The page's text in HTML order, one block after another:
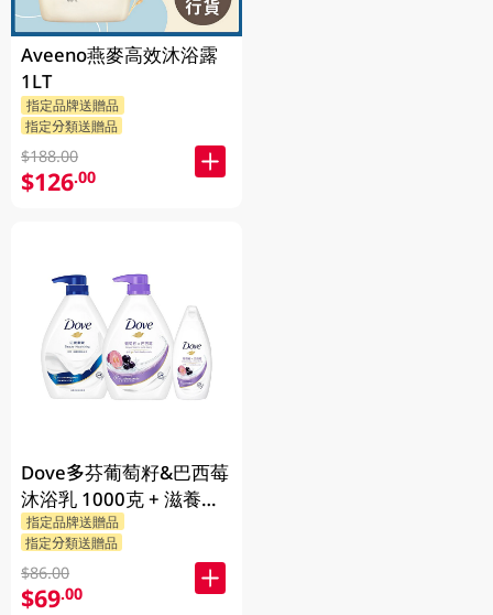
Aveeno燕麥高效沐浴露
1LT
指定品牌送贈品
指定分類送贈品
$188.00
$126.00
Dove多芬葡萄籽&巴西莓
沐浴乳 1000克 + 滋養柔
嫰沐浴乳 1000克 + 隨機
贈品 200克
指定品牌送贈品
指定分類送贈品
$86.00
$69.00